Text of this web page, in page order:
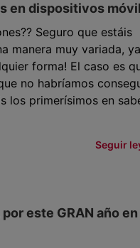
en dispositivos
Seguro que estáis
manera muy variada,
forma! El caso es
no habríamos
los primerísimos en
Seguir
este GRAN año en